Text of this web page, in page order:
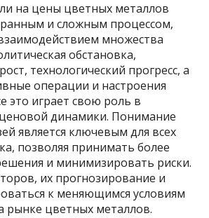
на цены цветных металлов
и сложным процессом,
множества
обстановка,
технологический прогресс, а
операции и настроения
это играет свою роль в
динамики. Понимание
является ключевым для всех
позволяя принимать более
и минимизировать риски.
их прогнозирование и
к меняющимся условиям
рынке цветных металлов.